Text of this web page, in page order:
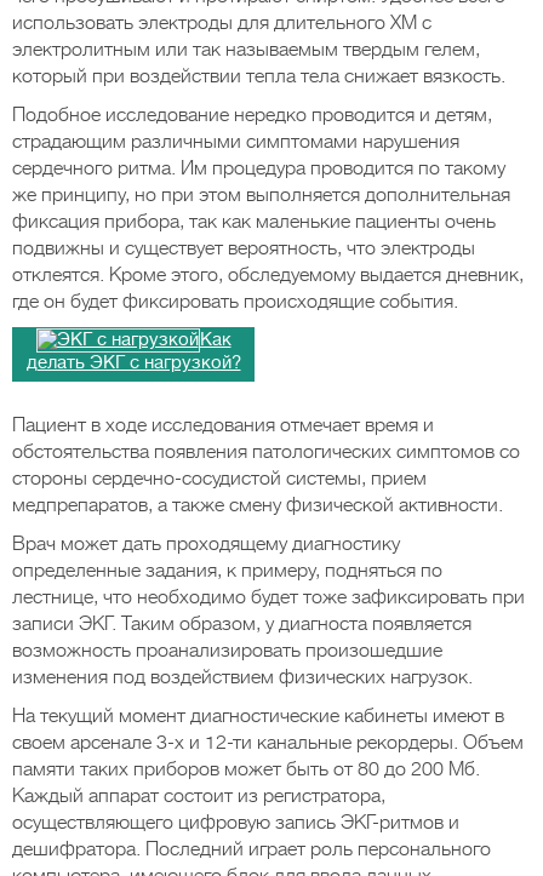
использовать электроды для длительного ХМ с
электролитным или так называемым твердым гелем,
который при воздействии тепла тела снижает вязкость.
Подобное исследование нередко проводится и детям,
страдающим различными симптомами нарушения
сердечного ритма. Им процедура проводится по такому
же принципу, но при этом выполняется дополнительная
фиксация прибора, так как маленькие пациенты очень
подвижны и существует вероятность, что электроды
отклеятся. Кроме этого, обследуемому выдается дневник,
где он будет фиксировать происходящие события.
Как
делать ЭКГ с нагрузкой?
Пациент в ходе исследования отмечает время и
обстоятельства появления патологических симптомов со
стороны сердечно-сосудистой системы, прием
медпрепаратов, а также смену физической активности.
Врач может дать проходящему диагностику
определенные задания, к примеру, подняться по
лестнице, что необходимо будет тоже зафиксировать при
записи ЭКГ. Таким образом, у диагноста появляется
возможность проанализировать произошедшие
изменения под воздействием физических нагрузок.
На текущий момент диагностические кабинеты имеют в
своем арсенале 3-х и 12-ти канальные рекордеры. Объем
памяти таких приборов может быть от 80 до 200 Мб.
Каждый аппарат состоит из регистратора,
осуществляющего цифровую запись ЭКГ-ритмов и
дешифратора. Последний играет роль персонального